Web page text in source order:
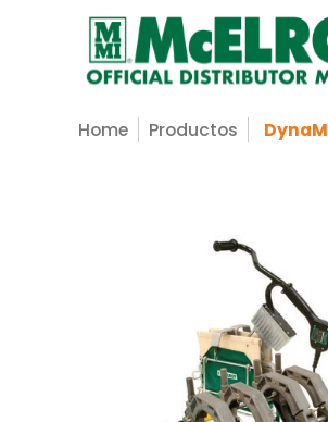
Saltar al contenido principal
Nosotros Servicios
Home Productos